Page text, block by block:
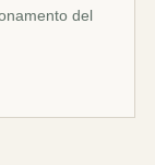
del